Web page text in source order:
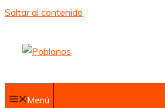
Saltar al contenido
Menú